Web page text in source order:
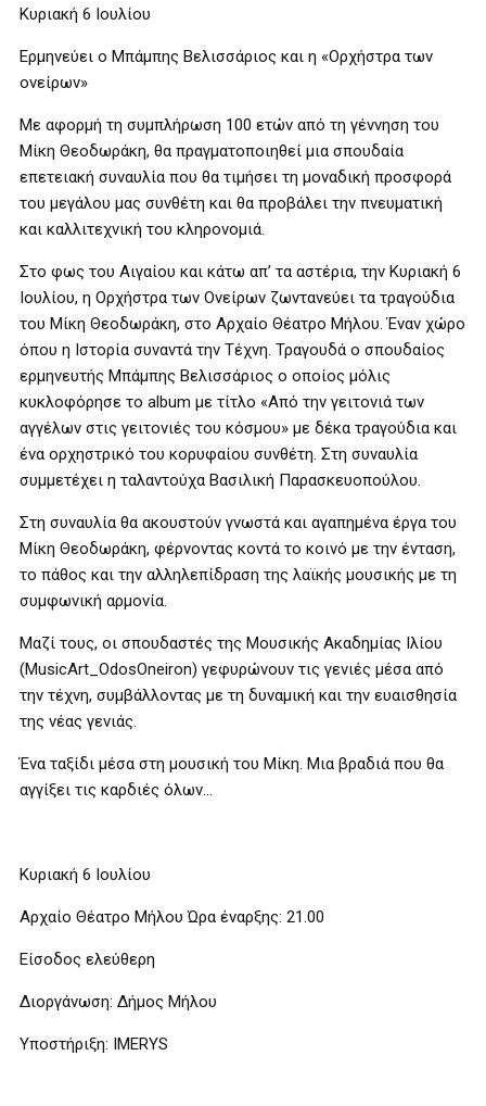
Κυριακή 6 Ιουλίου
Ερμηνεύει ο Μπάμπης Βελισσάριος και η «Ορχήστρα των
ονείρων»
Με αφορμή τη συμπλήρωση 100 ετών από τη γέννηση του
Μίκη Θεοδωράκη, θα πραγματοποιηθεί μια σπουδαία
επετειακή συναυλία που θα τιμήσει τη μοναδική προσφορά
του μεγάλου μας συνθέτη και θα προβάλει την πνευματική
και καλλιτεχνική του κληρονομιά.
Στο φως του Αιγαίου και κάτω απ’ τα αστέρια, την Κυριακή 6
Ιουλίου, η Ορχήστρα των Ονείρων ζωντανεύει τα τραγούδια
του Μίκη Θεοδωράκη, στο Αρχαίο Θέατρο Μήλου. Έναν χώρο
όπου η Ιστορία συναντά την Τέχνη. Τραγουδά ο σπουδαίος
ερμηνευτής Μπάμπης Βελισσάριος ο οποίος μόλις
κυκλοφόρησε το album με τίτλο «Από την γειτονιά των
αγγέλων στις γειτονιές του κόσμου» με δέκα τραγούδια και
ένα ορχηστρικό του κορυφαίου συνθέτη. Στη συναυλία
συμμετέχει η ταλαντούχα Βασιλική Παρασκευοπούλου.
Στη συναυλία θα ακουστούν γνωστά και αγαπημένα έργα του
Μίκη Θεοδωράκη, φέρνοντας κοντά το κοινό με την ένταση,
το πάθος και την αλληλεπίδραση της λαϊκής μουσικής με τη
συμφωνική αρμονία.
Μαζί τους, οι σπουδαστές της Μουσικής Ακαδημίας Ιλίου
(MusicArt_OdosOneiron) γεφυρώνουν τις γενιές μέσα από
την τέχνη, συμβάλλοντας με τη δυναμική και την ευαισθησία
της νέας γενιάς.
Ένα ταξίδι μέσα στη μουσική του Μίκη. Μια βραδιά που θα
αγγίξει τις καρδιές όλων…
Κυριακή 6 Ιουλίου
Αρχαίο Θέατρο Μήλου Ώρα έναρξης: 21.00
Είσοδος ελεύθερη
Διοργάνωση: Δήμος Μήλου
Υποστήριξη: IMERYS